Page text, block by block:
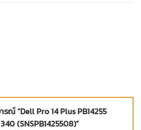
ณ์ “Dell Pro 14 Plus PB14255
(SNSPB1425508)”